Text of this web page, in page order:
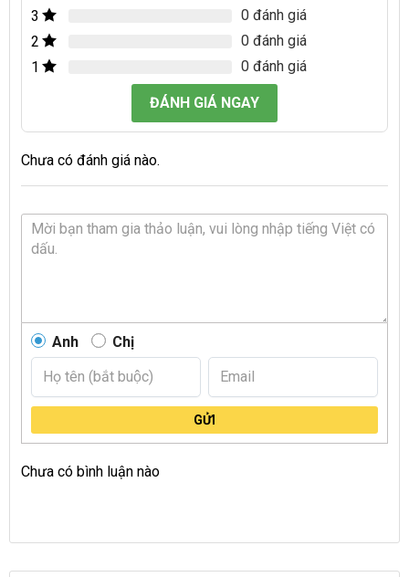
3
0 đánh giá
2
0 đánh giá
1
0 đánh giá
ĐÁNH GIÁ NGAY
Chưa có đánh giá nào.
Anh Chị
GỬI
Chưa có bình luận nào